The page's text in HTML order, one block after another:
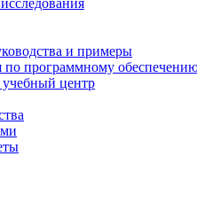
и примеры
по программному
центр